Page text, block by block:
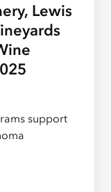
Lewis
support